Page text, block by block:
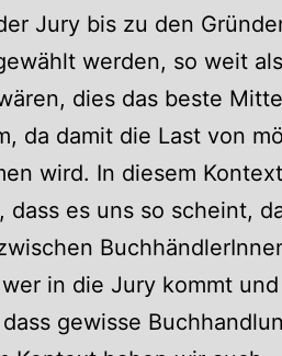
Jury bis zu den
werden, so weit als
dies das beste
da damit die Last von
wird. In diesem
es uns so scheint,
in die Jury kommt
gewisse